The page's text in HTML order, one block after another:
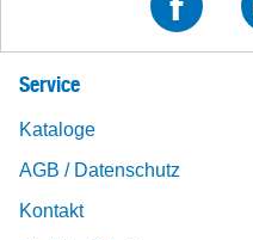
Service
Kataloge
AGB / Datenschutz
Kontakt